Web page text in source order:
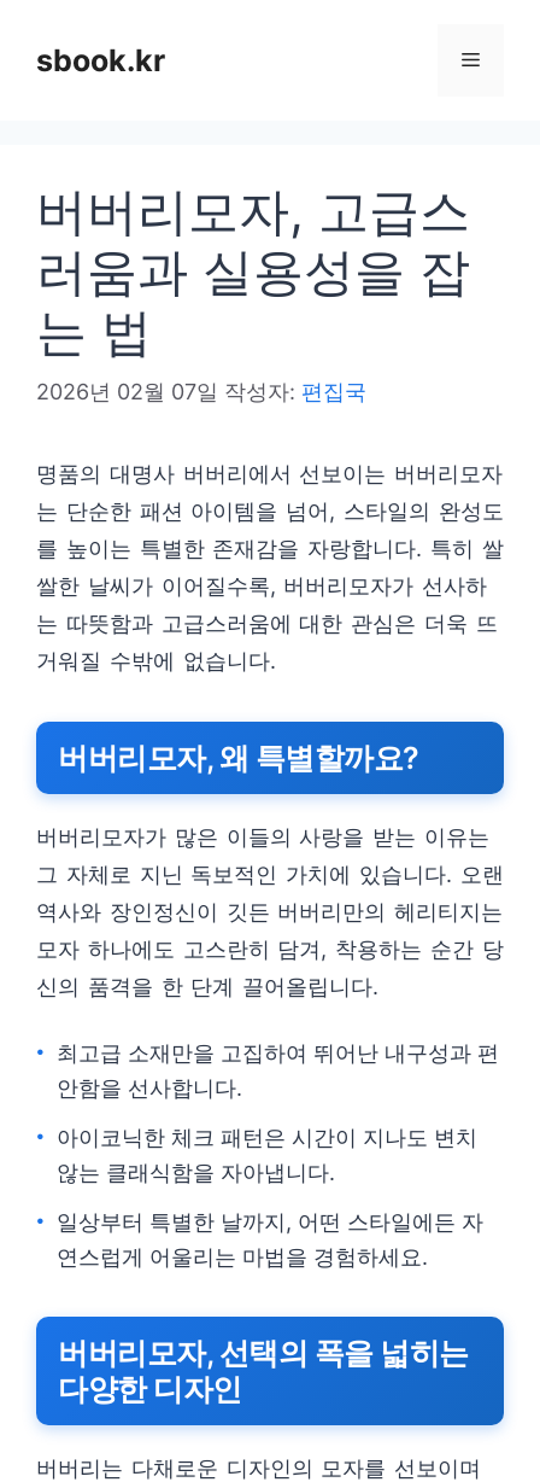
sbook.kr 메
버버리모자, 고급스
러움과 실용성을 잡
는 법
2026년 02월 07일 작성자: 편집국
명품의 대명사 버버리에서 선보이는 버버리모자
는 단순한 패션 아이템을 넘어, 스타일의 완성도
를 높이는 특별한 존재감을 자랑합니다. 특히 쌀
쌀한 날씨가 이어질수록, 버버리모자가 선사하
는 따뜻함과 고급스러움에 대한 관심은 더욱 뜨
거워질 수밖에 없습니다.
버버리모자, 왜 특별할까요?
버버리모자가 많은 이들의 사랑을 받는 이유는
그 자체로 지닌 독보적인 가치에 있습니다. 오랜
역사와 장인정신이 깃든 버버리만의 헤리티지는
모자 하나에도 고스란히 담겨, 착용하는 순간 당
신의 품격을 한 단계 끌어올립니다.
최고급 소재만을 고집하여 뛰어난 내구성과 편
안함을 선사합니다.
아이코닉한 체크 패턴은 시간이 지나도 변치
않는 클래식함을 자아냅니다.
일상부터 특별한 날까지, 어떤 스타일에든 자
연스럽게 어울리는 마법을 경험하세요.
버버리모자, 선택의 폭을 넓히는
다양한 디자인
버버리는 다채로운 디자인의 모자를 선보이며